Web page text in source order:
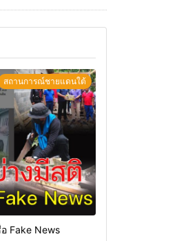
สถานการณ์ชายแดนใต้
Fake News